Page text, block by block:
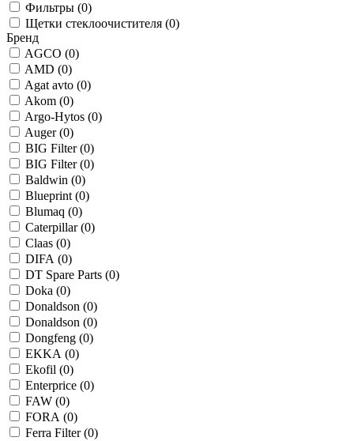
Фильтры (0)
Щетки стеклоочистителя (0)
Бренд
AGCO (0)
AMD (0)
Agat avto (0)
Akom (0)
Argo-Hytos (0)
Auger (0)
BIG Filter (0)
BIG Filter (0)
Baldwin (0)
Blueprint (0)
Blumaq (0)
Caterpillar (0)
Claas (0)
DIFA (0)
DT Spare Parts (0)
Doka (0)
Donaldson (0)
Donaldson (0)
Dongfeng (0)
EKKA (0)
Ekofil (0)
Enterprice (0)
FAW (0)
FORA (0)
Ferra Filter (0)